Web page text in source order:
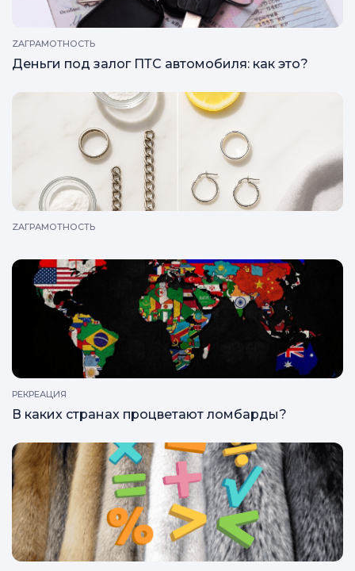
ZAГРАМОТНОСТЬ
Деньги под залог ПТС автомобиля: как это?
ZAГРАМОТНОСТЬ
РЕКРЕАЦИЯ
В каких странах процветают ломбарды?